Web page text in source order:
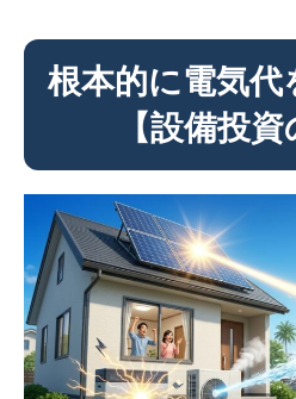
根本的に電気代
【設備投資